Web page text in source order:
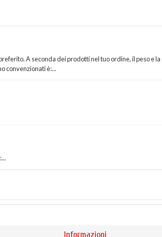
A seconda dei prodotti nel tuo ordine, il peso e
convenzionati è:...
Informazioni